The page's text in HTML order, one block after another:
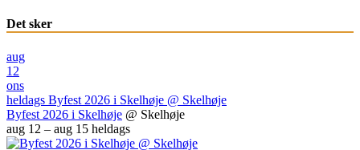
Det sker
aug
12
ons
heldags Byfest 2026 i Skelhøje @ Skelhøje
Byfest 2026 i Skelhøje @ Skelhøje
aug 12 – aug 15 heldags